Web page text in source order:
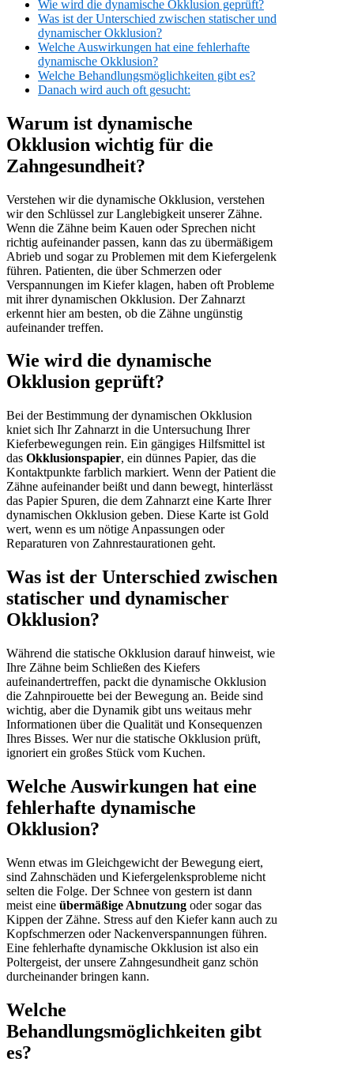
Wie wird die dynamische Okklusion geprüft?
Was ist der Unterschied zwischen statischer und
dynamischer Okklusion?
Welche Auswirkungen hat eine fehlerhafte
dynamische Okklusion?
Welche Behandlungsmöglichkeiten gibt es?
Danach wird auch oft gesucht:
Warum ist dynamische
Okklusion wichtig für die
Zahngesundheit?
Verstehen wir die dynamische Okklusion, verstehen
wir den Schlüssel zur Langlebigkeit unserer Zähne.
Wenn die Zähne beim Kauen oder Sprechen nicht
richtig aufeinander passen, kann das zu übermäßigem
Abrieb und sogar zu Problemen mit dem Kiefergelenk
führen. Patienten, die über Schmerzen oder
Verspannungen im Kiefer klagen, haben oft Probleme
mit ihrer dynamischen Okklusion. Der Zahnarzt
erkennt hier am besten, ob die Zähne ungünstig
aufeinander treffen.
Wie wird die dynamische
Okklusion geprüft?
Bei der Bestimmung der dynamischen Okklusion
kniet sich Ihr Zahnarzt in die Untersuchung Ihrer
Kieferbewegungen rein. Ein gängiges Hilfsmittel ist
das Okklusionspapier, ein dünnes Papier, das die
Kontaktpunkte farblich markiert. Wenn der Patient die
Zähne aufeinander beißt und dann bewegt, hinterlässt
das Papier Spuren, die dem Zahnarzt eine Karte Ihrer
dynamischen Okklusion geben. Diese Karte ist Gold
wert, wenn es um nötige Anpassungen oder
Reparaturen von Zahnrestaurationen geht.
Was ist der Unterschied zwischen
statischer und dynamischer
Okklusion?
Während die statische Okklusion darauf hinweist, wie
Ihre Zähne beim Schließen des Kiefers
aufeinandertreffen, packt die dynamische Okklusion
die Zahnpirouette bei der Bewegung an. Beide sind
wichtig, aber die Dynamik gibt uns weitaus mehr
Informationen über die Qualität und Konsequenzen
Ihres Bisses. Wer nur die statische Okklusion prüft,
ignoriert ein großes Stück vom Kuchen.
Welche Auswirkungen hat eine
fehlerhafte dynamische
Okklusion?
Wenn etwas im Gleichgewicht der Bewegung eiert,
sind Zahnschäden und Kiefergelenksprobleme nicht
selten die Folge. Der Schnee von gestern ist dann
meist eine übermäßige Abnutzung oder sogar das
Kippen der Zähne. Stress auf den Kiefer kann auch zu
Kopfschmerzen oder Nackenverspannungen führen.
Eine fehlerhafte dynamische Okklusion ist also ein
Poltergeist, der unsere Zahngesundheit ganz schön
durcheinander bringen kann.
Welche
Behandlungsmöglichkeiten gibt
es?